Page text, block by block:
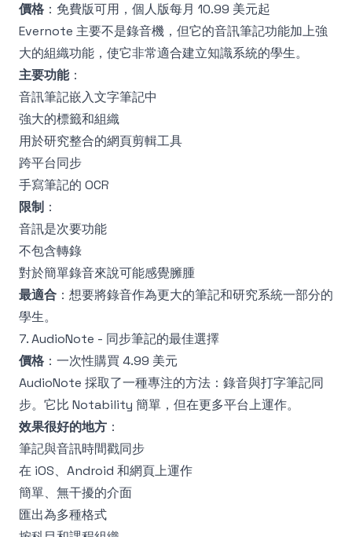
價格 ：免費版可用，個人版每月 10.99 美元起
Evernote 主要不是錄音機，但它的音訊筆記功能加上強
大的組織功能，使它非常適合建立知識系統的學生。
主要功能：
音訊筆記嵌入文字筆記中
強大的標籤和組織
用於研究整合的網頁剪輯工具
跨平台同步
手寫筆記的 OCR
限制 ：
音訊是次要功能
不包含轉錄
對於簡單錄音來說可能感覺臃腫
最適合 ：想要將錄音作為更大的筆記和研究系統一部分的
學生。
7. AudioNote - 同步筆記的最佳選擇
價格 ：一次性購買 4.99 美元
AudioNote 採取了一種專注的方法：錄音與打字筆記同
步。它比 Notability 簡單，但在更多平台上運作。
效果很好的地方 ：
筆記與音訊時間戳同步
在 iOS、Android 和網頁上運作
簡單、無干擾的介面
匯出為多種格式